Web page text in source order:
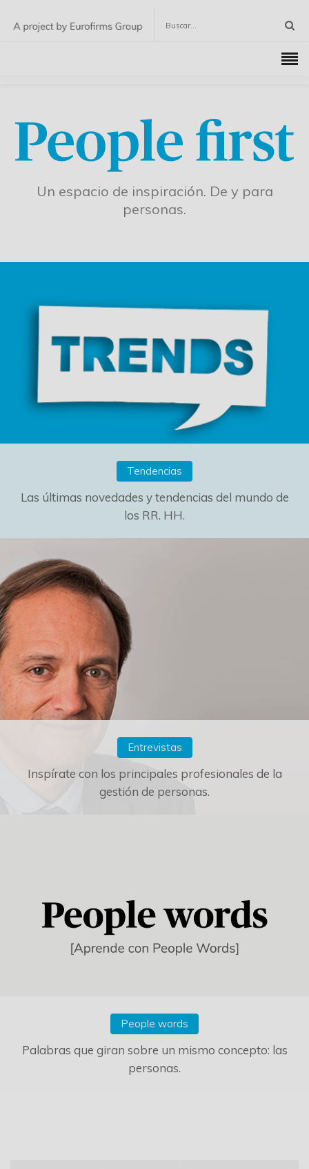
Un espacio de inspiración. De y para
personas.
Tendencias
Las últimas novedades y tendencias del mundo de
los RR. HH.
Entrevistas
Inspírate con los principales profesionales de la
gestión de personas.
People words
Palabras que giran sobre un mismo concepto: las
personas.